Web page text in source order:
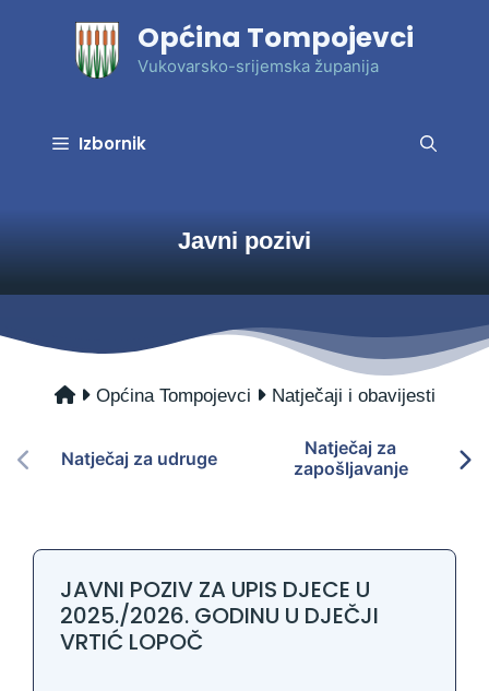
Općina Tompojevci
Vukovarsko-srijemska županija
Izbornik
Javni pozivi
Općina Tompojevci Natječaji i obavijesti
Natječaj za udruge
Natječaj za
zapošljavanje
JAVNI POZIV ZA UPIS DJECE U
2025./2026. GODINU U DJEČJI
VRTIĆ LOPOČ